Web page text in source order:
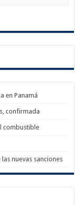
en Panamá
confirmada
combustible
nuevas sanciones